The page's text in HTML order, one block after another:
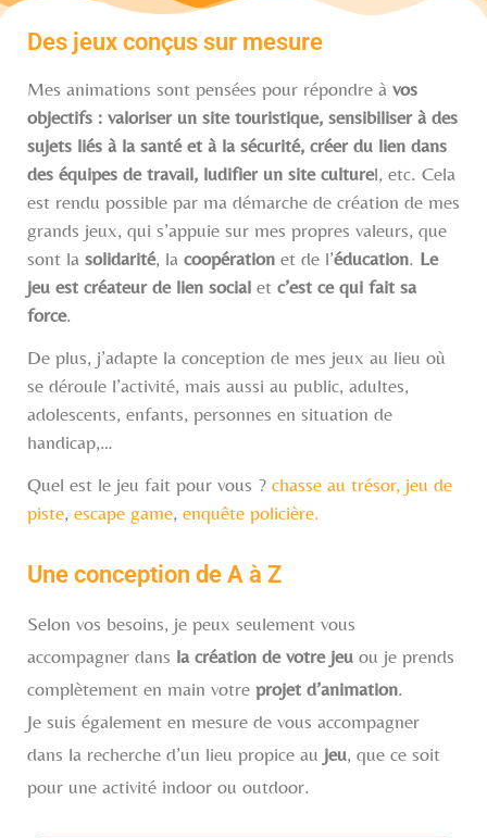
Des jeux conçus sur mesure
Mes animations sont pensées pour répondre à vos
objectifs : valoriser un site touristique, sensibiliser à des
sujets liés à la santé et à la sécurité, créer du lien dans
des équipes de travail, ludifier un site culturel, etc. Cela
est rendu possible par ma démarche de création de mes
grands jeux, qui s’appuie sur mes propres valeurs, que
sont la solidarité, la coopération et de l’éducation. Le
jeu est créateur de lien social et c’est ce qui fait sa
force.
De plus, j’adapte la conception de mes jeux au lieu où
se déroule l’activité, mais aussi au public, adultes,
adolescents, enfants, personnes en situation de
handicap,…
Quel est le jeu fait pour vous ? chasse au trésor, jeu de
piste, escape game, enquête policière.
Une conception de A à Z
Selon vos besoins, je peux seulement vous
accompagner dans la création de votre jeu ou je prends
complètement en main votre projet d’animation.
Je suis également en mesure de vous accompagner
dans la recherche d’un lieu propice au jeu, que ce soit
pour une activité indoor ou outdoor.